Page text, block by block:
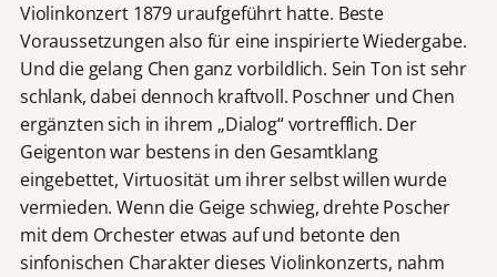
Violinkonzert 1879 uraufgeführt hatte. Beste
Voraussetzungen also für eine inspirierte Wiedergabe.
Und die gelang Chen ganz vorbildlich. Sein Ton ist sehr
schlank, dabei dennoch kraftvoll. Poschner und Chen
ergänzten sich in ihrem „Dialog“ vortrefflich. Der
Geigenton war bestens in den Gesamtklang
eingebettet, Virtuosität um ihrer selbst willen wurde
vermieden. Wenn die Geige schwieg, drehte Poscher
mit dem Orchester etwas auf und betonte den
sinfonischen Charakter dieses Violinkonzerts, nahm